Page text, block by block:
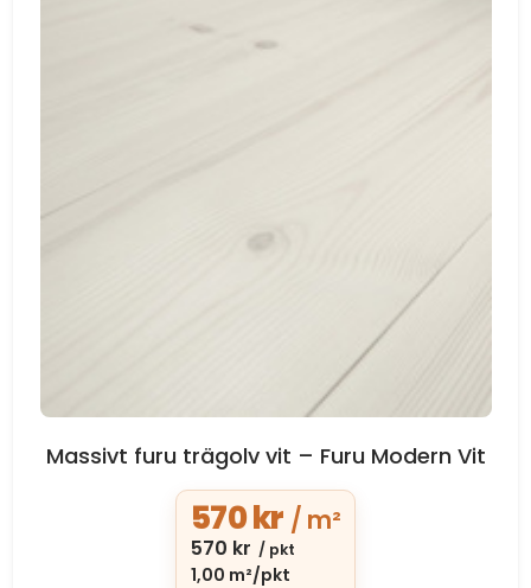
Massivt furu trägolv vit – Furu Modern Vit
570kr / m²
570 kr / pkt
1,00 m²/pkt